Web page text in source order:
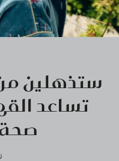
ستذهلين
تساعد